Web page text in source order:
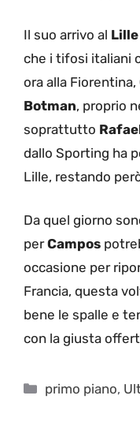
Il suo arrivo al Lille
che i tifosi italiani
ora alla Fiorentina,
Botman, proprio
soprattutto
dallo Sporting ha
Lille, restando
Da quel giorno
perCampos
occasione per
Francia, questa
bene le spalle e
con la giusta
Categorie
primo piano,